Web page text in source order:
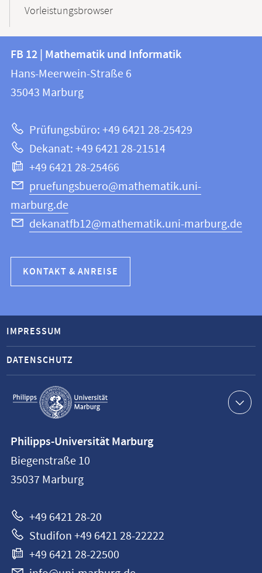
Vorleistungsbrowser
Kontakt
und
Informationen
Website
FB
12
|
und
Informatik
FB 12 | Mathematik und Informatik
Hans-Meerwein-Straße 6
35043 Marburg
Prüfungsbüro: +49 6421 28-25429
Dekanat: +49 6421 28-21514
+49 6421 28-25466
pruefungsbuero@mathematik.uni-
marburg.de
dekanatfb12@mathematik.uni-marburg.de
KONTAKT & ANREISE
Service-
Navigation
IMPRESSUM
DATENSCHUTZ
Philipps-
Universität
Marburg
Philipps-Universität Marburg
Biegenstraße 10
35037 Marburg
+49 6421 28-20
Studifon +49 6421 28-22222
+49 6421 28-22500